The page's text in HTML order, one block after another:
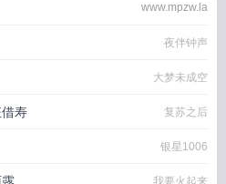
www.mpzw.la
夜伴钟声
大梦未成空
寿 复苏之后
银星1006
我要火起来